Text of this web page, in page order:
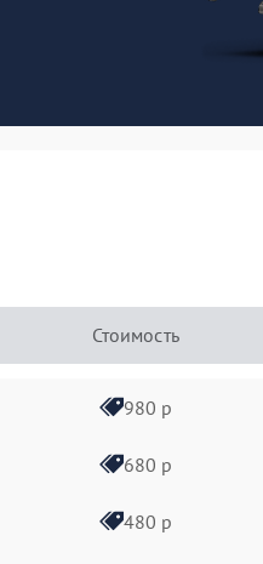
Стоимость
980 р
680 р
480 р